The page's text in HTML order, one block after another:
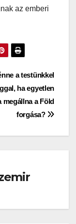
az emberi
a testünkkel
ha egyetlen
megállna a Föld
forgása?